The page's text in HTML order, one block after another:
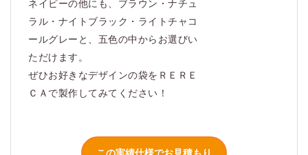
ネイビーの他にも、ブラウン・ナチュ
ラル・ナイトブラック・ライトチャコ
ールグレーと、五色の中からお選びい
ただけます。
ぜひお好きなデザインの袋をＲＥＲＥ
ＣＡで製作してみてください！